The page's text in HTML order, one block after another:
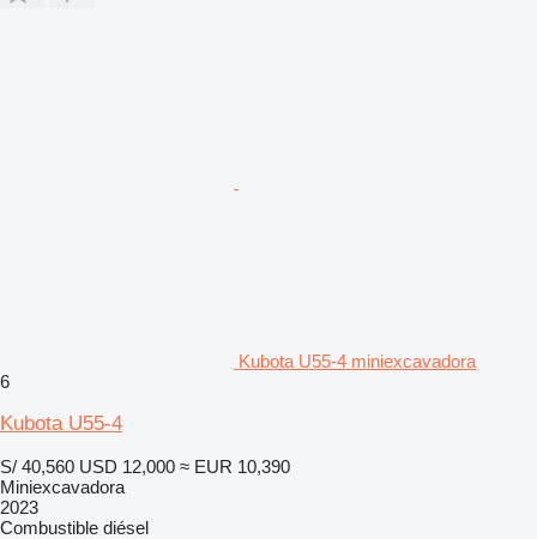
Kubota U55-4 miniexcavadora
6
Kubota U55-4
S/ 40,560 USD 12,000 ≈ EUR 10,390
Miniexcavadora
2023
Combustible diésel